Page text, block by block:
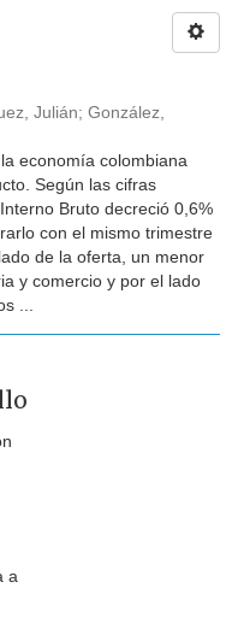
Julián; González,
economía colombiana
Según las cifras
Bruto decreció 0,6%
con el mismo trimestre
de la oferta, un menor
y comercio y por el lado
...
a